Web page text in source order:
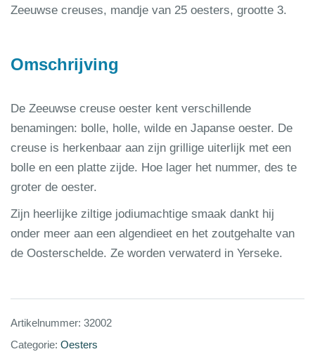
Zeeuwse creuses, mandje van 25 oesters, grootte 3.
Omschrijving
De Zeeuwse creuse oester kent verschillende
benamingen: bolle, holle, wilde en Japanse oester. De
creuse is herkenbaar aan zijn grillige uiterlijk met een
bolle en een platte zijde. Hoe lager het nummer, des te
groter de oester.
Zijn heerlijke ziltige jodiumachtige smaak dankt hij
onder meer aan een algendieet en het zoutgehalte van
de Oosterschelde. Ze worden verwaterd in Yerseke.
Artikelnummer: 32002
Categorie: Oesters